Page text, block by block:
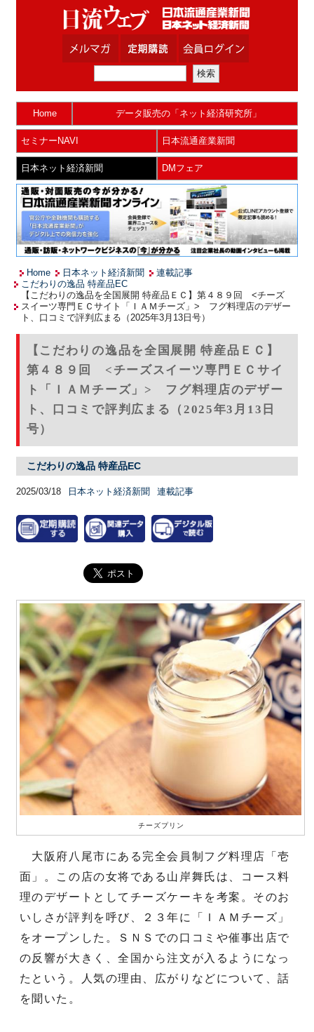
Home データ販売の「ネット経済研究所」
セミナーNAVI 日本流通産業新聞
日本ネット経済新聞 DMフェア
Home 日本ネット経済新聞
連載記事
こだわりの逸品 特産品EC
【こだわりの逸品を全国展開 特産品ＥＣ】第４８９回 <チーズ
スイーツ専門ＥＣサイト「ＩＡＭチーズ」> フグ料理店のデザー
ト、口コミで評判広まる（2025年3月13日号）
【こだわりの逸品を全国展開 特産品ＥＣ】
第４８９回 <チーズスイーツ専門ＥＣサイ
ト「ＩＡＭチーズ」> フグ料理店のデザー
ト、口コミで評判広まる（2025年3月13日
号）
こだわりの逸品 特産品EC
2025/03/18 日本ネット経済新聞 連載記事
チーズプリン
大阪府八尾市にある完全会員制フグ料理店「壱
面」。この店の女将である山岸舞氏は、コース料
理のデザートとしてチーズケーキを考案。そのお
いしさが評判を呼び、２３年に「ＩＡＭチーズ」
をオープンした。ＳＮＳでの口コミや催事出店で
の反響が大きく、全国から注文が入るようになっ
たという。人気の理由、広がりなどについて、話
を聞いた。